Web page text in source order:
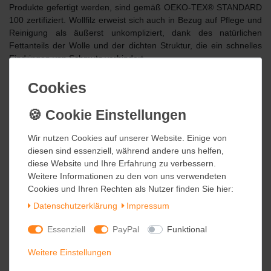
Cookies
Wir nutzen Cookies auf unserer Website. Einige von
diesen sind essenziell, während andere uns helfen,
diese Website und Ihre Erfahrung zu verbessern.
Weitere Informationen zu den von uns verwendeten
Cookies und Ihren Rechten als Nutzer finden Sie hier:
Daten­schutz­erklärung
Impressum
Essenziell PayPal Funktional
Weitere Einstellungen
Produkte gefertigt werden, sind gemäß OEKO-TEX® STANDARD
100 zertifiziert. Wollfilz erweist sich auch in Bezug auf Pflege und
Reinigung als äußerst unkompliziert, dank des natürlichen
Fettanteils der Wolle und der dichten Struktur, die ein schnelles
Eindringen von Schmutz verhindert.
Cookies
Wir nutzen Cookies auf unserer Website. Einige von
diesen sind essenziell, während andere uns helfen,
diese Website und Ihre Erfahrung zu verbessern.
Weitere Informationen zu den von uns verwendeten
Cookies und Ihren Rechten als Nutzer finden Sie hier:
Daten­schutz­erklärung
Impressum
Essenziell PayPal Funktional
Weitere Einstellungen